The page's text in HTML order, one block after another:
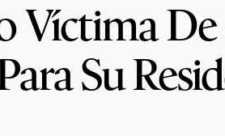
Víctima
Su